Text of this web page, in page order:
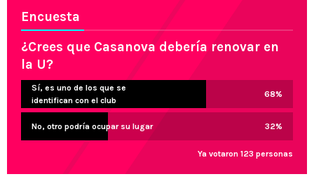
Encuesta
¿Crees que Casanova debería renovar en
la U?
Sí, es uno de los que se
identifican con el club
68%
No, otro podría ocupar su lugar 32%
Ya votaron 123 personas